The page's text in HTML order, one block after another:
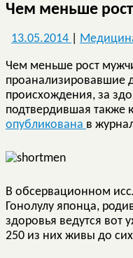
Чем меньше
13.05.2014
Чем меньше рост
проанализировавшие
происхождения, за
подтвердившая также
опубликована в
В обсервационном
Гонолулу японца,
здоровья ведутся вот
250 из них живы до